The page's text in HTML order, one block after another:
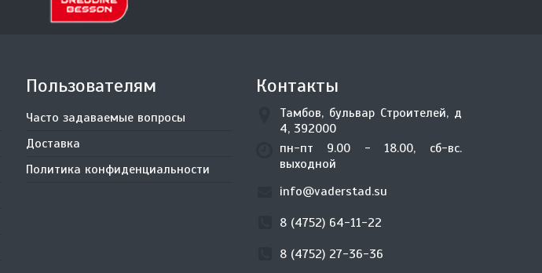
Пользователям
Часто задаваемые вопросы
Доставка
Политика конфиденциальности
Контакты
Тамбов, бульвар Строителей, д
4, 392000
пн-пт 9.00 - 18.00, сб-вс.
выходной
info@vaderstad.su
8 (4752) 64-11-22
8 (4752) 27-36-36